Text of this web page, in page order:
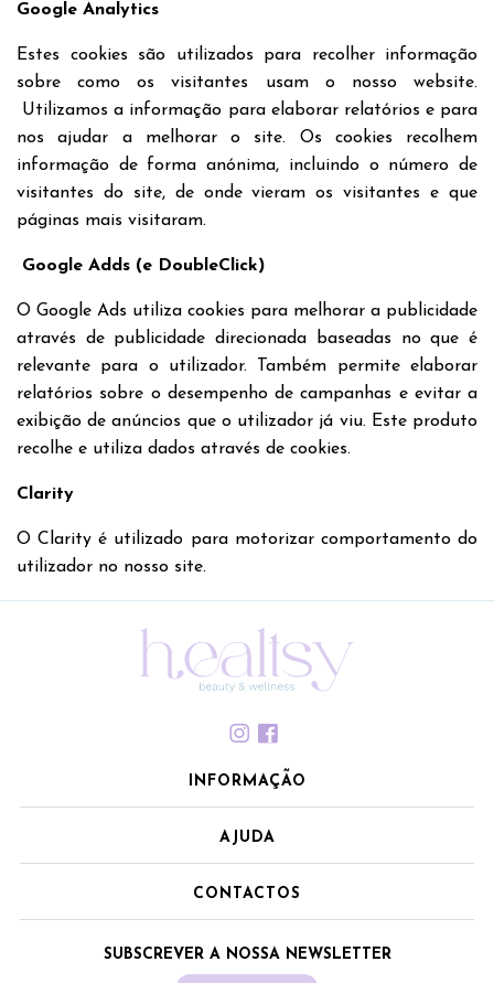
Google Analytics
Estes cookies são utilizados para recolher informação
sobre como os visitantes usam o nosso website.
Utilizamos a informação para elaborar relatórios e para
nos ajudar a melhorar o site. Os cookies recolhem
informação de forma anónima, incluindo o número de
visitantes do site, de onde vieram os visitantes e que
páginas mais visitaram.
Google Adds (e DoubleClick)
O Google Ads utiliza cookies para melhorar a publicidade
através de publicidade direcionada baseadas no que é
relevante para o utilizador. Também permite elaborar
relatórios sobre o desempenho de campanhas e evitar a
exibição de anúncios que o utilizador já viu. Este produto
recolhe e utiliza dados através de cookies.
Clarity
O Clarity é utilizado para motorizar comportamento do
utilizador no nosso site.
INFORMAÇÃO
AJUDA
CONTACTOS
SUBSCREVER A NOSSA NEWSLETTER